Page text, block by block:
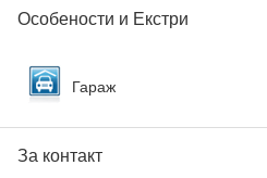
Особености и Екстри
Гараж
За контакт